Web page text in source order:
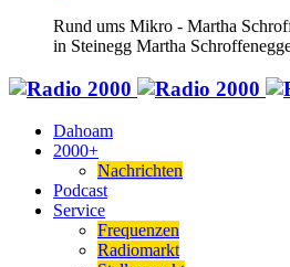
Rund ums Mikro - Martha
in Steinegg Martha
Dahoam
2000+
Nachrichten
Podcast
Service
Frequenzen
Radiomarkt